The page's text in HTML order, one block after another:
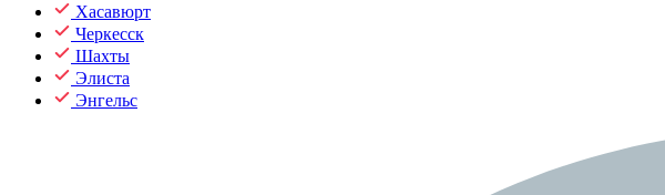
Хасавюрт
Черкесск
Шахты
Элиста
Энгельс